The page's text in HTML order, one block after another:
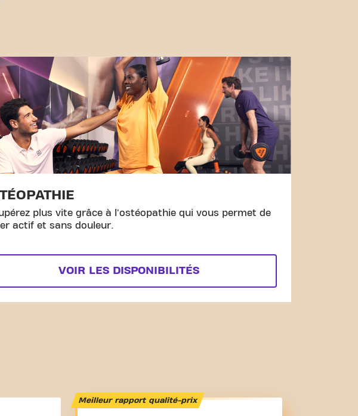
plus vite grâce à l'ostéopathie qui vous permet de
actif et sans douleur.
VOIR LES DISPONIBILITÉS
Meilleur rapport qualité-prix